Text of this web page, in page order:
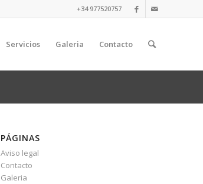
+34 977520757
Servicios Galeria Contacto
PÁGINAS
Aviso legal
Contacto
Galeria